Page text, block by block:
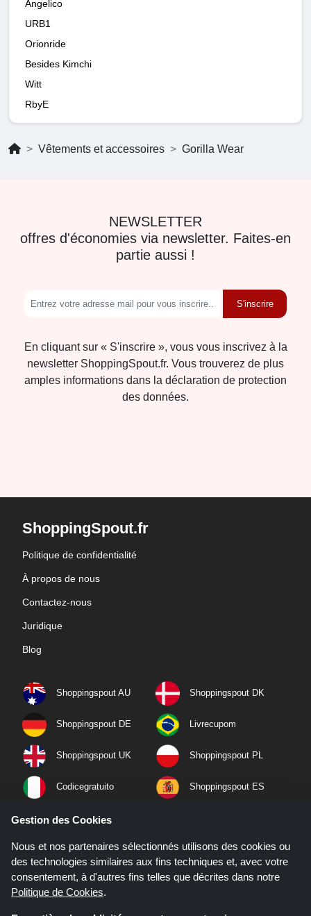
Angelico
URB1
Orionride
Besides Kimchi
Witt
RbyE
Vêtements et accessoires Gorilla Wear
NEWSLETTER
offres d'économies via newsletter. Faites-en
partie aussi !
S'inscrire
En cliquant sur « S'inscrire », vous vous inscrivez à la
newsletter ShoppingSpout.fr. Vous trouverez de plus
amples informations dans la déclaration de protection
des données.
ShoppingSpout.fr
Politique de confidentialité
À propos de nous
Contactez-nous
Juridique
Blog
Shoppingspout AU Shoppingspout DK
Shoppingspout DE Livrecupom
Shoppingspout UK Shoppingspout PL
Codicegratuito Shoppingspout ES
Shoppingspout NL
Shoppingspout PT Shoppingspout NO
Gestion des Cookies
Nous et nos partenaires sélectionnés utilisons des cookies ou
des technologies similaires aux fins techniques et, avec votre
consentement, à d'autres fins telles que décrites dans notre
Politique de Cookies.